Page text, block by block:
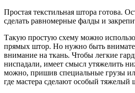
Простая текстильная штора готова.
сделать равномерные фалды и
Такую простую схему можно
прямых штор. Но нужно быть
внимание на ткань. Чтобы легкие
ниспадали, имеет смысл утяжелить
можно, пришив специальные грузы
где мастера сделают особый тяжелый